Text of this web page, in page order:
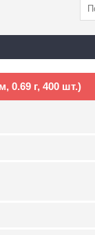
0.69 г, 400 шт.)